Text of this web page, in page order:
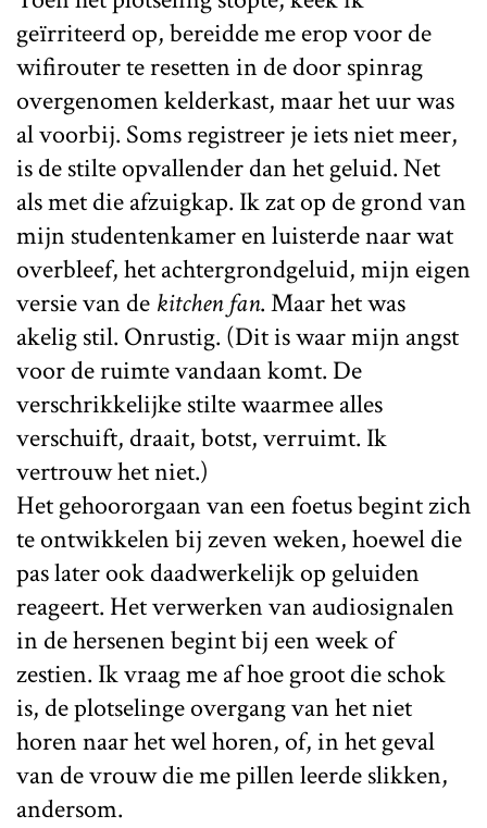
geïrriteerd op, bereidde me erop voor de
wifirouter te resetten in de door spinrag
overgenomen kelderkast, maar het uur was
al voorbij. Soms registreer je iets niet meer,
is de stilte opvallender dan het geluid. Net
als met die afzuigkap. Ik zat op de grond van
mijn studentenkamer en luisterde naar wat
overbleef, het achtergrondgeluid, mijn eigen
versie van de kitchen fan. Maar het was
akelig stil. Onrustig. (Dit is waar mijn angst
voor de ruimte vandaan komt. De
verschrikkelijke stilte waarmee alles
verschuift, draait, botst, verruimt. Ik
vertrouw het niet.)
Het gehoororgaan van een foetus begint zich
te ontwikkelen bij zeven weken, hoewel die
pas later ook daadwerkelijk op geluiden
reageert. Het verwerken van audiosignalen
in de hersenen begint bij een week of
zestien. Ik vraag me af hoe groot die schok
is, de plotselinge overgang van het niet
horen naar het wel horen, of, in het geval
van de vrouw die me pillen leerde slikken,
andersom.